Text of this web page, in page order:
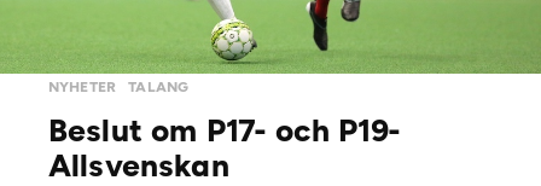
NYHETER TALANG
Beslut om P17- och P19-
Allsvenskan